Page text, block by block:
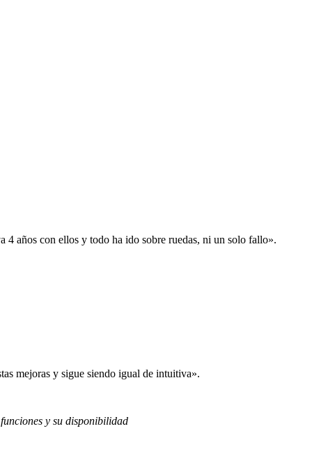
años con ellos y todo ha ido sobre ruedas, ni un solo fallo».
mejoras y sigue siendo igual de intuitiva».
y su disponibilidad